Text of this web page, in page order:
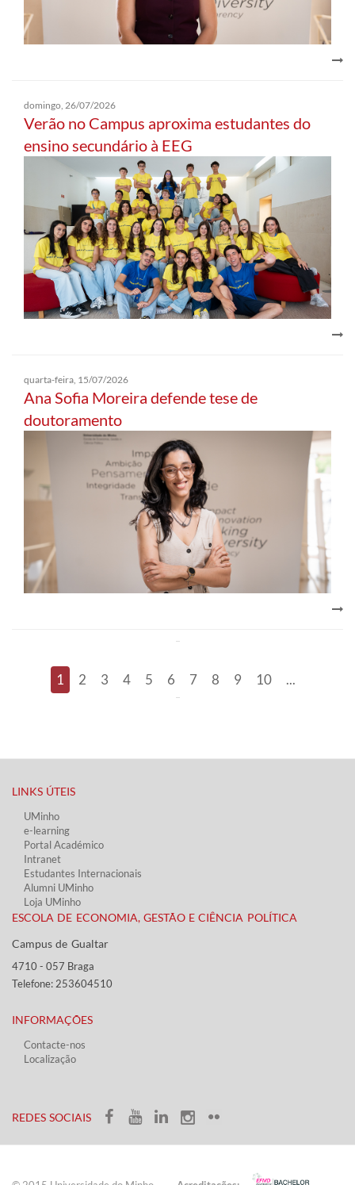
domingo, 26/07/2026
Verão no Campus aproxima estudantes do
ensino secundário à EEG
quarta-feira, 15/07/2026
Ana Sofia Moreira defende tese de
doutoramento
1 2 3 4 5 6 7 8 9 10 ...
LINKS ÚTEIS​
UMinho
e-learning
Portal Académico
Intranet
Estudantes Inter​​nacionais
Alumni UMinho
Loja UMinho
ESCOLA DE ECONOMIA, GESTÃO E CIÊNCIA POLÍTICA
Campus de Gualtar ​​
4710 - ​057 Braga
Telefone: 253604510​​
INFORMAÇÕES
Contacte-nos
Localização
​REDES SOCIAIS​​